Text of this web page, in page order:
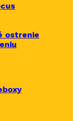
ostrenie